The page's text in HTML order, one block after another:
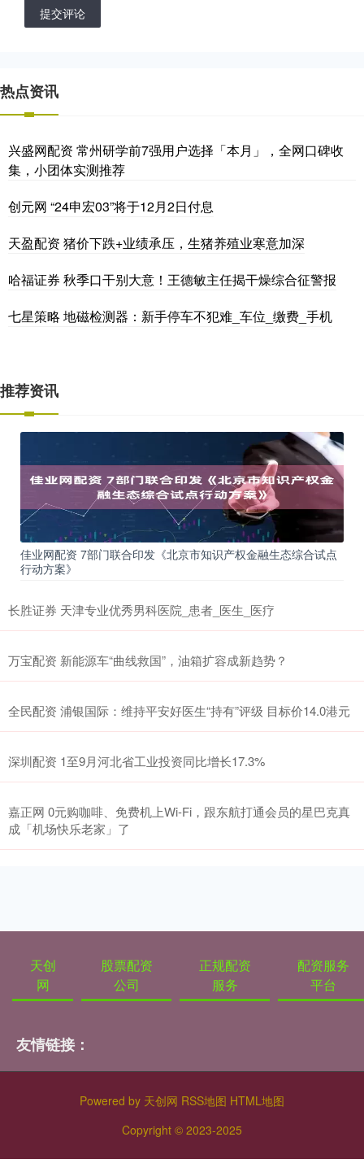
提交评论
热点资讯
兴盛网配资 常州研学前7强用户选择「本月」，全网口碑收
集，小团体实测推荐
创元网 “24申宏03”将于12月2日付息
天盈配资 猪价下跌+业绩承压，生猪养殖业寒意加深
哈福证券 秋季口干别大意！王德敏主任揭干燥综合征警报
七星策略 地磁检测器：新手停车不犯难_车位_缴费_手机
推荐资讯
佳业网配资 7部门联合印发《北京市知识产权金融生态综合试点
行动方案》
长胜证券 天津专业优秀男科医院_患者_医生_医疗
万宝配资 新能源车“曲线救国”，油箱扩容成新趋势？
全民配资 浦银国际：维持平安好医生“持有”评级 目标价14.0港元
深圳配资 1至9月河北省工业投资同比增长17.3%
嘉正网 0元购咖啡、免费机上Wi-Fi，跟东航打通会员的星巴克真
成「机场快乐老家」了
天创
网
股票配资
公司
正规配资
服务
配资服务
平台
友情链接：
Powered by 天创网 RSS地图 HTML地图
Copyright © 2023-2025